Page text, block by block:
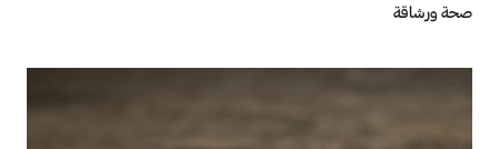
صحة ورشاقة